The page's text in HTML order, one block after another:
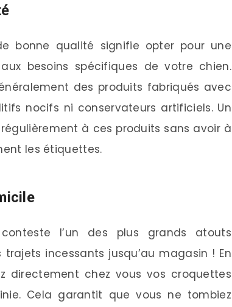
bonne qualité signifie opter pour une
besoins spécifiques de votre chien.
des produits fabriqués avec
nocifs ni conservateurs artificiels. Un
à ces produits sans avoir à
les étiquettes.
l’un des plus grands atouts
incessants jusqu’au magasin ! En
directement chez vous vos croquettes
Cela garantit que vous ne tombiez